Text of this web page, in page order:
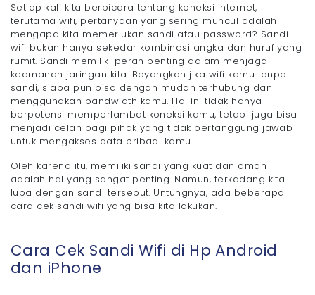
Setiap kali kita berbicara tentang koneksi internet,
terutama wifi, pertanyaan yang sering muncul adalah
mengapa kita memerlukan sandi atau password? Sandi
wifi bukan hanya sekedar kombinasi angka dan huruf yang
rumit. Sandi memiliki peran penting dalam menjaga
keamanan jaringan kita. Bayangkan jika wifi kamu tanpa
sandi, siapa pun bisa dengan mudah terhubung dan
menggunakan bandwidth kamu. Hal ini tidak hanya
berpotensi memperlambat koneksi kamu, tetapi juga bisa
menjadi celah bagi pihak yang tidak bertanggung jawab
untuk mengakses data pribadi kamu.
Oleh karena itu, memiliki sandi yang kuat dan aman
adalah hal yang sangat penting. Namun, terkadang kita
lupa dengan sandi tersebut. Untungnya, ada beberapa
cara cek sandi wifi yang bisa kita lakukan.
Cara Cek Sandi Wifi di Hp Android
dan iPhone